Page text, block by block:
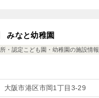
みなと幼稚園
・認定こども園・幼稚園の施設情報
大阪市港区市岡1丁目3-29